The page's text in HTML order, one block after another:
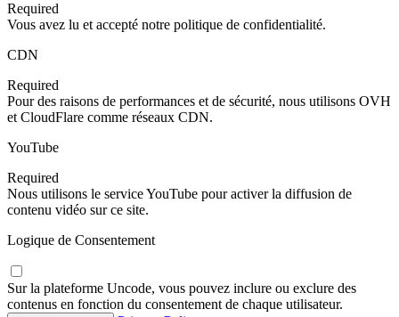
Required
Vous avez lu et accepté notre politique de confidentialité.
CDN
Required
Pour des raisons de performances et de sécurité, nous utilisons OVH
et CloudFlare comme réseaux CDN.
YouTube
Required
Nous utilisons le service YouTube pour activer la diffusion de
contenu vidéo sur ce site.
Logique de Consentement
Sur la plateforme Uncode, vous pouvez inclure ou exclure des
contenus en fonction du consentement de chaque utilisateur.